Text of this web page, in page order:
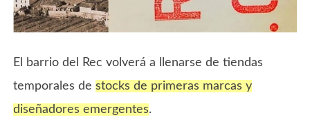
El barrio del Rec volverá a llenarse de tiendas
temporales destocks de primeras marcas y
diseñadores emergentes.